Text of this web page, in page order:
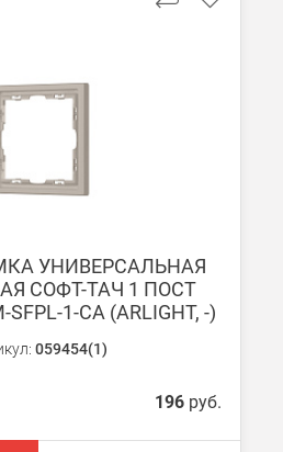
руб. стоимость доставки 750 руб. +
сумме заказа от 7000 руб.
заказы сервисом компании
заказ транспортной компанией в
руб. БЕСПЛАТНО.
УНИВЕРСАЛЬНАЯ
СОФТ-ТАЧ 1 ПОСТ
1-CA (ARLIGHT, -)
059454(1)
196 руб.